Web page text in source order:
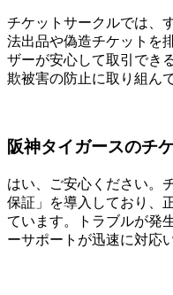
チケットサークルでは、
法出品や偽造チケットを
ザーが安心して取引でき
欺被害の防止に取り組ん
阪神タイガースのチ
はい、ご安心ください。
保証」を導入しており、
ています。トラブルが発
ーサポートが迅速に対応